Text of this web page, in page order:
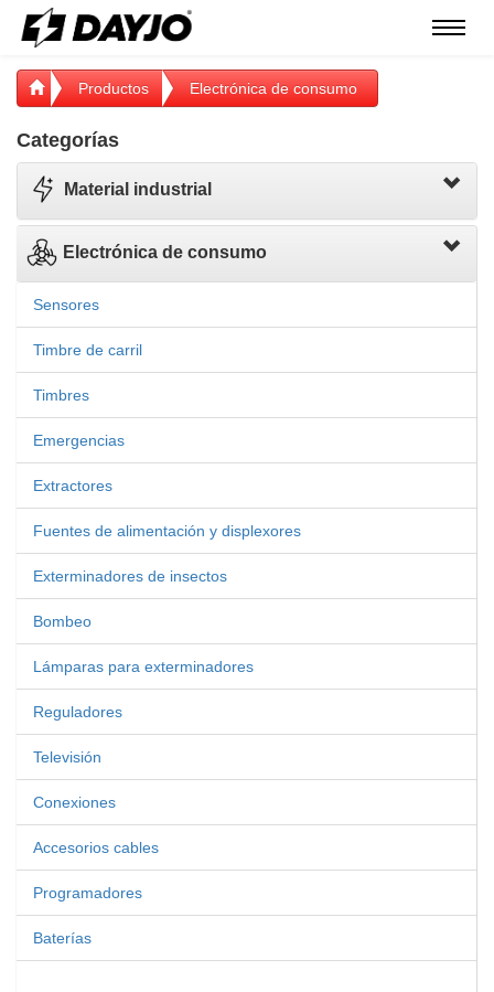
Menú
Productos Electrónica de consumo
Categorías
Material industrial
Electrónica de consumo
Sensores
Timbre de carril
Timbres
Emergencias
Extractores
Fuentes de alimentación y displexores
Exterminadores de insectos
Bombeo
Lámparas para exterminadores
Reguladores
Televisión
Conexiones
Accesorios cables
Programadores
Baterías